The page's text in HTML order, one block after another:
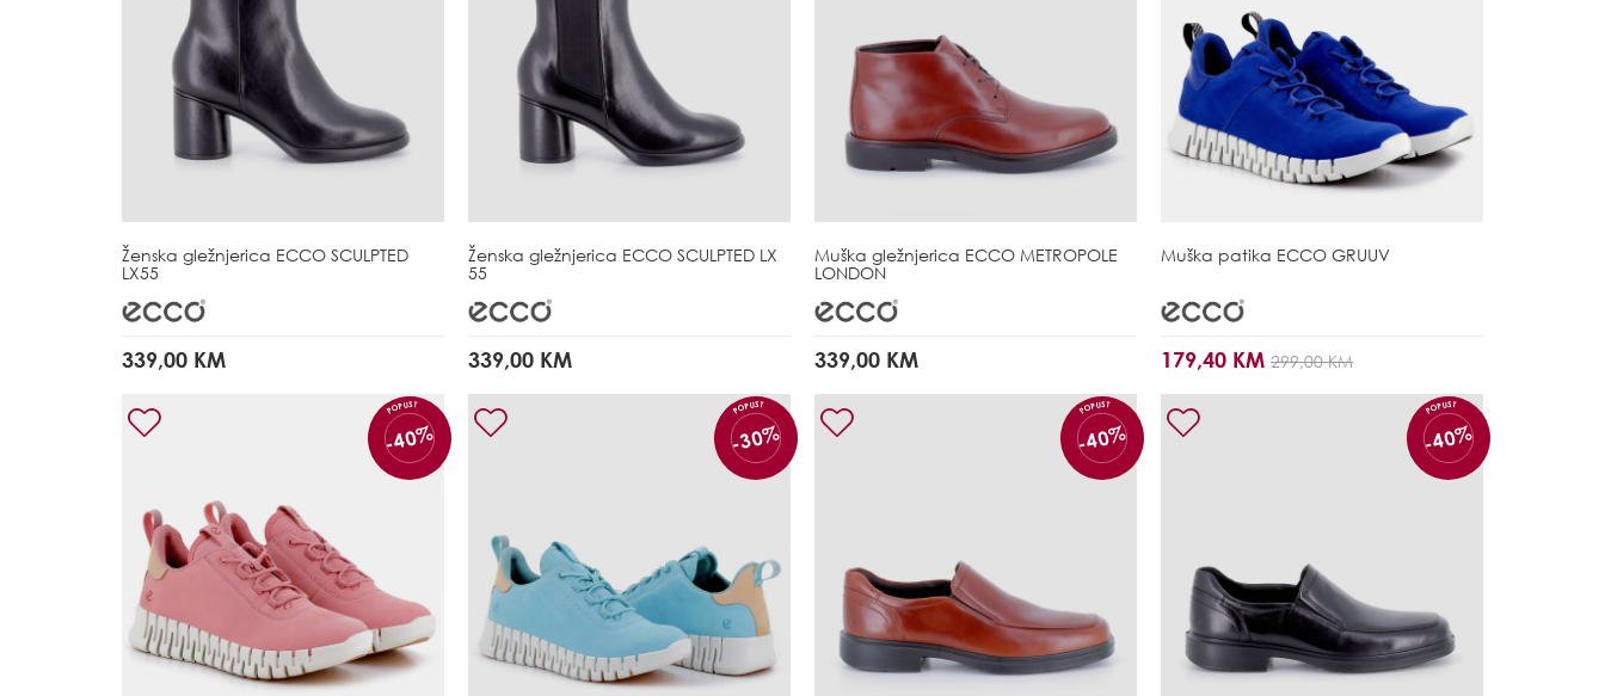
Ženska gležnjerica ECCO SCULPTED
LX55
339,00 KM
Ženska gležnjerica ECCO SCULPTED LX
55
339,00 KM
Muška gležnjerica ECCO METROPOLE
LONDON
339,00 KM
Muška patika ECCO GRUUV
179,40 KM 299,00 KM
POPUST
-40%
POPUST
-30%
POPUST
-40%
POPUST
-40%